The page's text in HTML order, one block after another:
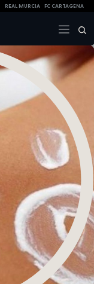
REAL MURCIA FC CARTAGENA